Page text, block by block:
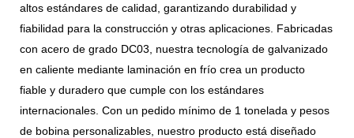
altos estándares de calidad, garantizando durabilidad y
fiabilidad para la construcción y otras aplicaciones. Fabricadas
con acero de grado DC03, nuestra tecnología de galvanizado
en caliente mediante laminación en frío crea un producto
fiable y duradero que cumple con los estándares
internacionales. Con un pedido mínimo de 1 tonelada y pesos
de bobina personalizables, nuestro producto está diseñado